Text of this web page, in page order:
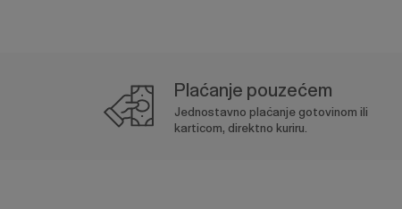
Plaćanje pouzećem
Jednostavno plaćanje gotovinom ili
karticom, direktno kuriru.